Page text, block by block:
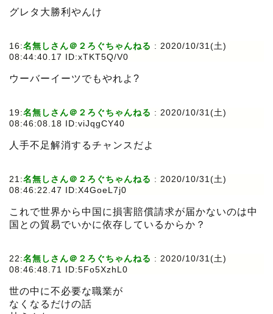
グレタ大勝利やんけ
16:名無しさん＠２ろぐちゃんねる : 2020/10/31(土)
08:44:40.17 ID:xTKT5Q/V0
ウーバーイーツでもやれよ?
19:名無しさん＠２ろぐちゃんねる : 2020/10/31(土)
08:46:08.18 ID:viJqgCY40
人手不足解消するチャンスだよ
21:名無しさん＠２ろぐちゃんねる : 2020/10/31(土)
08:46:22.47 ID:X4GoeL7j0
これで世界から中国に損害賠償請求が届かないのは中
国との貿易でいかに依存しているからか？
22:名無しさん＠２ろぐちゃんねる : 2020/10/31(土)
08:46:48.71 ID:5Fo5XzhL0
世の中に不必要な職業が
なくなるだけの話